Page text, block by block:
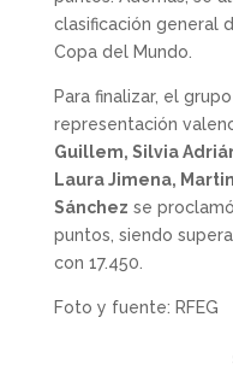
clasificación general
Copa del Mundo.
Para finalizar, el
representación
Guillem, Silvia
Laura Jimena,
Sánchez se
puntos, siendo
con 17.450.
Foto y fuente: RFEG